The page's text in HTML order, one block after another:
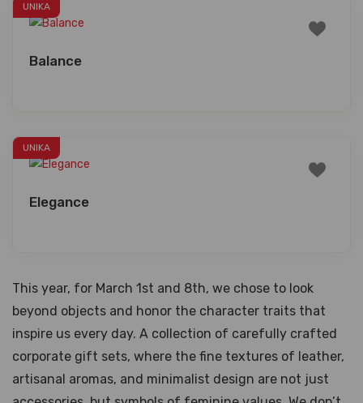
UNIKA
Balance
UNIKA
Elegance
This year, for March 1st and 8th, we chose to look
beyond objects and honor the character traits that
inspire us every day. A collection of carefully crafted
corporate gift sets, where the fine textures of leather,
artisanal aromas, and minimalist design are not just